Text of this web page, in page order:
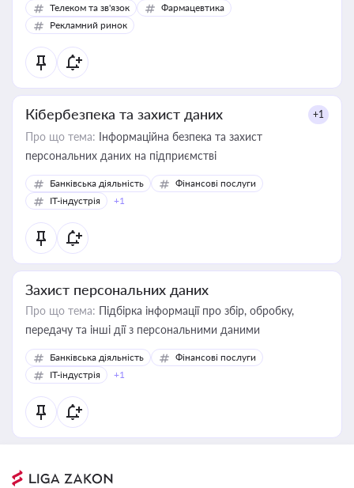
Телеком та зв'язок
Фармацевтика
Рекламний ринок
Кібербезпека та захист даних +1
Про що тема: Інформаційна безпека та захист
персональних даних на підприємстві
Банківська діяльність
Фінансові послуги
IT-індустрія
+1
Захист персональних даних
Про що тема: Підбірка інформації про збір, обробку,
передачу та інші дії з персональними даними
Банківська діяльність
Фінансові послуги
IT-індустрія
+1